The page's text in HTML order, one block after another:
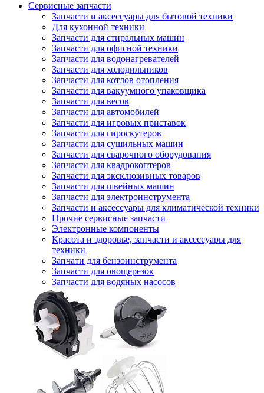
Сервисные запчасти
Запчасти и аксессуары для бытовой техники
Для кухонной техники
Запчасти для стиральных машин
Запчасти для офисной техники
Запчасти для водонагревателей
Запчасти для холодильников
Запчасти для котлов отопления
Запчасти для вакуумного упаковщика
Запчасти для весов
Запчасти для автомобилей
Запчасти для игровых приставок
Запчасти для гироскутеров
Запчасти для сушильных машин
Запчасти для сварочного оборудования
Запчасти для квадрокоптеров
Запчасти для эксклюзивных товаров
Запчасти для швейных машин
Запчасти для электроинструмента
Запчасти и аксессуары для климатической техники
Прочие сервисные запчасти
Электронные компоненты
Красота и здоровье, запчасти и аксессуары для
техники
Запчати для бензоинструмента
Запчасти для овощерезок
Запчасти для водяных насосов